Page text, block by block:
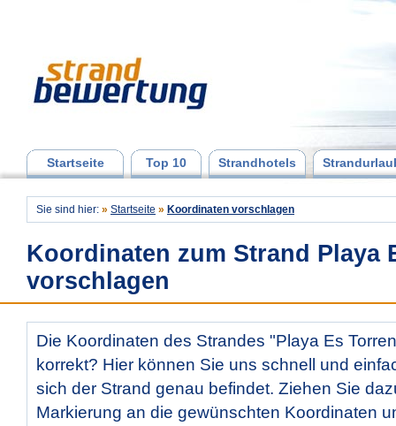
Startseite Top 10 Strandhotels
Sie sind hier: » Startseite » Koordinaten vorschlagen
Koordinaten zum Strand Playa
vorschlagen
Die Koordinaten des Strandes "Playa Es
korrekt? Hier können Sie uns schnell und
sich der Strand genau befindet. Ziehen Sie
Markierung an die gewünschten Koordinaten